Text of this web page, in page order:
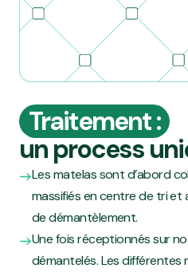
Traitement :
un process
Les matelas sont d’abord
massifiés en centre de tri et
de démantèlement.
Une fois réceptionnés sur
démantelés. Les différentes